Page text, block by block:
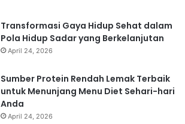
Transformasi Gaya Hidup Sehat dalam
Pola Hidup Sadar yang Berkelanjutan
April 24, 2026
Sumber Protein Rendah Lemak Terbaik
untuk Menunjang Menu Diet Sehari-hari
Anda
April 24, 2026